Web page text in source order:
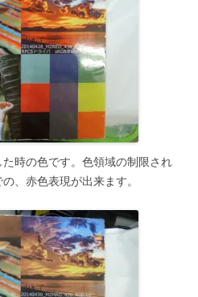
時の色です。色領域の制限され
、赤色表現が出来ます。